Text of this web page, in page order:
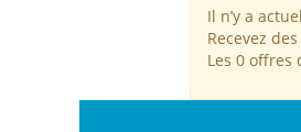
Il n’y a
Recevez
Les 0 offres